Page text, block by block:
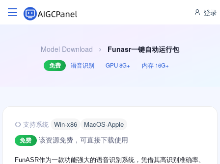
登录
Model Download Funasr一键自动运行包
免费 语音识别 GPU 8G+ 内存 16G+
支持系统 Win-x86 MacOS-Apple
免费 该资源免费，可直接下载使用
FunASR作为一款功能强大的语音识别系统，凭借其高识别准确率、